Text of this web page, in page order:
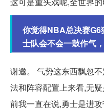
你觉得NBA总决赛G6
士队会不会一鼓作气
谢邀。 气势这东西飘忽
法和阵容配置上来看,无
前我一直在说,勇士是进